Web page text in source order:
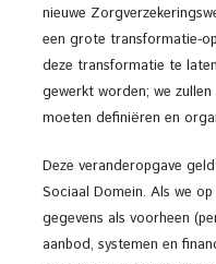
nieuwe
een grote transformatie-
deze transformatie te
gewerkt worden; we
moeten definiëren en
Deze veranderopgave
Sociaal Domein. Als we
gegevens als voorheen
aanbod, systemen en